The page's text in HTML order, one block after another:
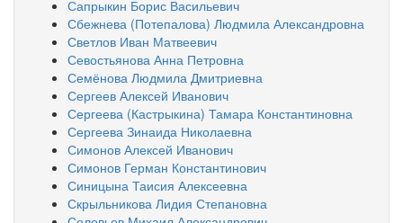
Сапрыкин Борис Васильевич
Сбежнева (Потепалова) Людмила Александровна
Светлов Иван Матвеевич
Севостьянова Анна Петровна
Семёнова Людмила Дмитриевна
Сергеев Алексей Иванович
Сергеева (Кастрыкина) Тамара Константиновна
Сергеева Зинаида Николаевна
Симонов Алексей Иванович
Симонов Герман Константинович
Синицына Таисия Алексеевна
Скрыльникова Лидия Степановна